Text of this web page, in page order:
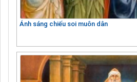
Ánh sáng chiếu soi muôn dân